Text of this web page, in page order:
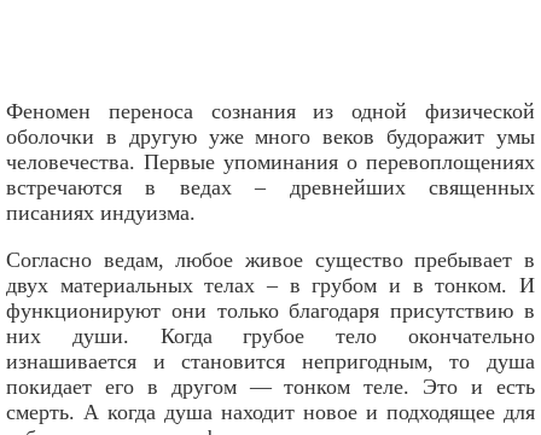
Феномен переноса сознания из одной физической
оболочки в другую уже много веков будоражит умы
человечества. Первые упоминания о перевоплощениях
встречаются в ведах – древнейших священных
писаниях индуизма.
Согласно ведам, любое живое существо пребывает в
двух материальных телах – в грубом и в тонком. И
функционируют они только благодаря присутствию в
них души. Когда грубое тело окончательно
изнашивается и становится непригодным, то душа
покидает его в другом — тонком теле. Это и есть
смерть. А когда душа находит новое и подходящее для